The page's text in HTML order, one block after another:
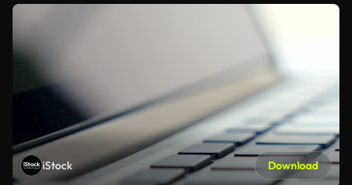
iStock Download